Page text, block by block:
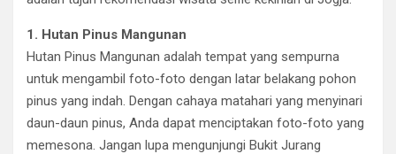
1. Hutan Pinus Mangunan
Hutan Pinus Mangunan adalah tempat yang sempurna
untuk mengambil foto-foto dengan latar belakang pohon
pinus yang indah. Dengan cahaya matahari yang menyinari
daun-daun pinus, Anda dapat menciptakan foto-foto yang
memesona. Jangan lupa mengunjungi Bukit Jurang